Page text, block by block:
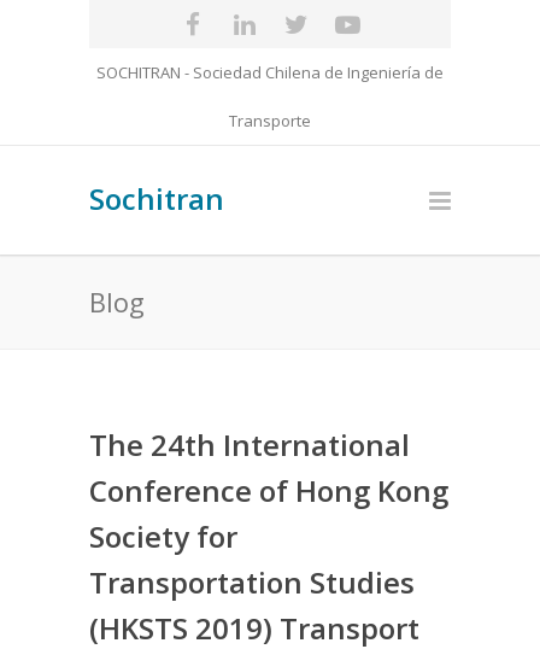
SOCHITRAN - Sociedad Chilena de Ingeniería de
Transporte
Sochitran
Blog
The 24th International
Conference of Hong Kong
Society for
Transportation Studies
(HKSTS 2019) Transport